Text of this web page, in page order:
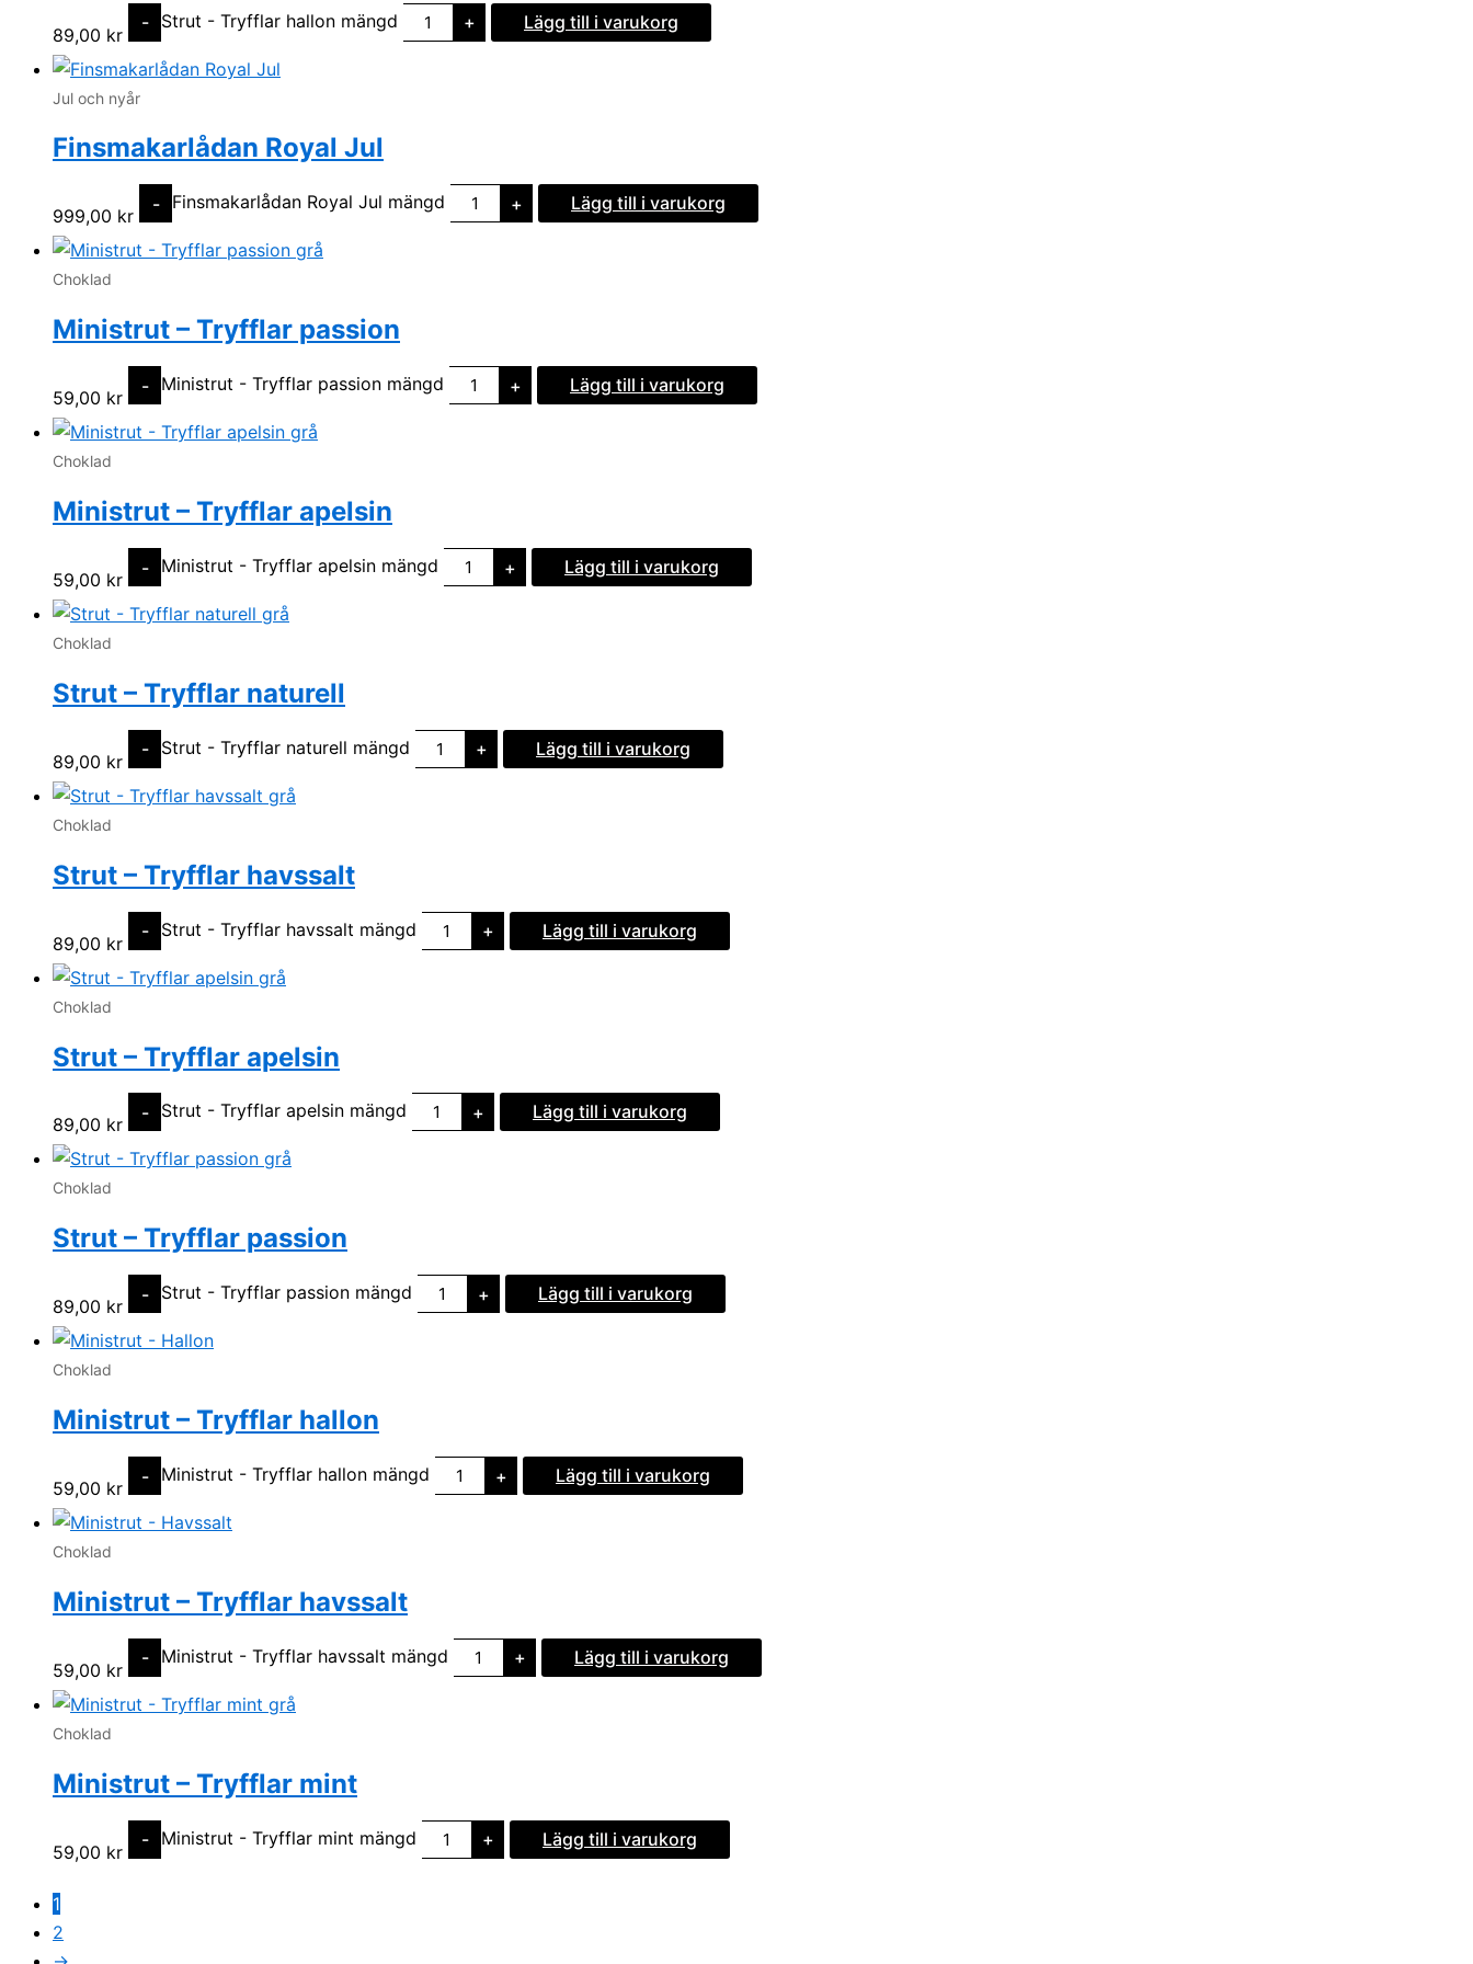
89,00 kr
- Strut - Tryfflar hallon mängd + Lägg till i varukorg
Jul och nyår
Finsmakarlådan Royal Jul
999,00 kr
- Finsmakarlådan Royal Jul mängd + Lägg till i varukorg
Choklad
Ministrut – Tryfflar passion
59,00 kr
- Ministrut - Tryfflar passion mängd + Lägg till i varukorg
Choklad
Ministrut – Tryfflar apelsin
59,00 kr
- Ministrut - Tryfflar apelsin mängd + Lägg till i varukorg
Choklad
Strut – Tryfflar naturell
89,00 kr
- Strut - Tryfflar naturell mängd + Lägg till i varukorg
Choklad
Strut – Tryfflar havssalt
89,00 kr
- Strut - Tryfflar havssalt mängd + Lägg till i varukorg
Choklad
Strut – Tryfflar apelsin
89,00 kr
- Strut - Tryfflar apelsin mängd + Lägg till i varukorg
Choklad
Strut – Tryfflar passion
89,00 kr
- Strut - Tryfflar passion mängd + Lägg till i varukorg
Choklad
Ministrut – Tryfflar hallon
59,00 kr
- Ministrut - Tryfflar hallon mängd + Lägg till i varukorg
Choklad
Ministrut – Tryfflar havssalt
59,00 kr
- Ministrut - Tryfflar havssalt mängd + Lägg till i varukorg
Choklad
Ministrut – Tryfflar mint
59,00 kr
- Ministrut - Tryfflar mint mängd + Lägg till i varukorg
1
2